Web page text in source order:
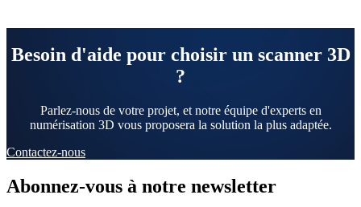
Besoin d'aide pour choisir un scanner 3D
?
Parlez-nous de votre projet, et notre équipe d'experts en
numérisation 3D vous proposera la solution la plus adaptée.
Contactez-nous
Abonnez-vous à notre newsletter